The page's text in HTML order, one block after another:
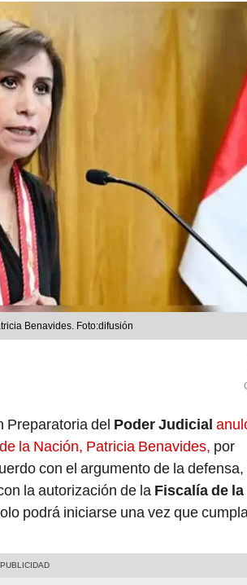
Benavides. Foto:difusión
Preparatoria del Poder Judicial
la Nación, Patricia Benavides, por
con el argumento de la defensa,
la autorización de la Fiscalía de la
podrá iniciarse una vez que